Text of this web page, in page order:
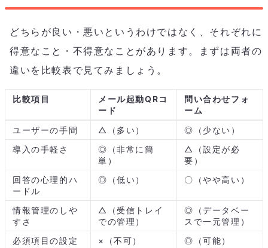
どちらが良い・悪いというわけではなく、それぞれに
得意なこと・不得意なことがあります。まずは両者の
違いを比較表で見てみましょう。
比較項目
メール起動QRコ
ード
問い合わせフォ
ーム
ユーザーの手間
△（多い）
◎（少ない）
導入の手軽さ
◎（非常に簡
単）
△（設定が必
要）
回答の心理的ハ
ードル
◎（低い） 〇（やや高い）
情報管理のしや
すさ
△（受信トレイ
での管理）
◎（データベー
スで一元管理）
必須項目の設定
×（不可）
◎（可能）